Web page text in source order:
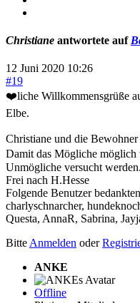
Christiane antwortete auf
12 Juni 2020 10:26
#19
❤️liche Willkommensgrüße
Elbe.
Christiane und die
Damit das Mögliche
Unmögliche versucht werden.
Frei nach H.Hesse
Folgende Benutzer
charlyschnarcher,
Questa, AnnaR, Sabrina,
BitteAnmelden oder
ANKE
Offline